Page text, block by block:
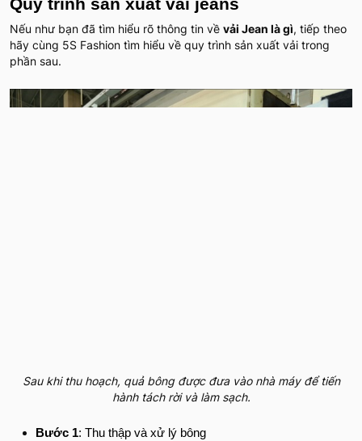
Quy trình sản xuất vải jeans
Nếu như bạn đã tìm hiểu rõ thông tin về vải Jean là gì, tiếp theo
hãy cùng 5S Fashion tìm hiểu về quy trình sản xuất vải trong
phần sau.
Sau khi thu hoạch, quả bông được đưa vào nhà máy để tiến
hành tách rời và làm sạch.
Bước 1: Thu thập và xử lý bông